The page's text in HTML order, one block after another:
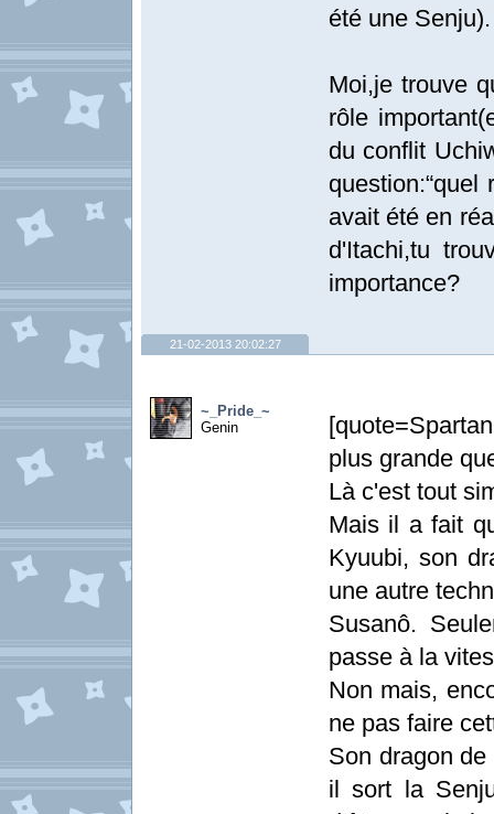
été une Senju).
Moi,je trouve
rôle
du conflit
avait été en
d'Itachi,tu
importance?
21-02-2013 20:02:27
~_Pride_~
Genin
plus grande
Là c'est tout
Mais il a fait
Kyuubi, son
une autre
Susanô.
passe à la
Non mais,
ne pas faire
Son dragon
il sort la